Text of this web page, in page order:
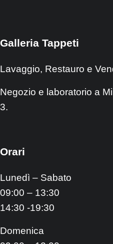
Galleria Tappeti
Lavaggio, Restauro e
Negozio e laboratorio a
3.
Orari
Lunedì – Sabato
09:00 – 13:30
14:30 -19:30
Domenica